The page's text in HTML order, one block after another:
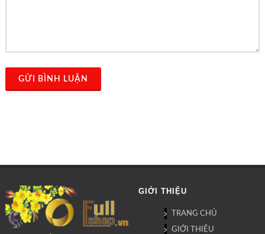
GỬI BÌNH LUẬN
GIỚI THIỆU
TRANG CHỦ
GIỚI THIỆU